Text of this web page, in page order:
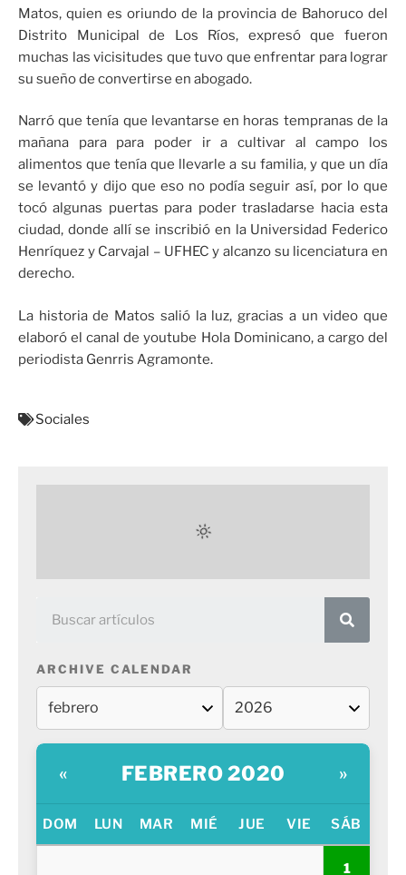
Matos, quien es oriundo de la provincia de Bahoruco del
Distrito Municipal de Los Ríos, expresó que fueron
muchas las vicisitudes que tuvo que enfrentar para lograr
su sueño de convertirse en abogado.
Narró que tenía que levantarse en horas tempranas de la
mañana para para poder ir a cultivar al campo los
alimentos que tenía que llevarle a su familia, y que un día
se levantó y dijo que eso no podía seguir así, por lo que
tocó algunas puertas para poder trasladarse hacia esta
ciudad, donde allí se inscribió en la Universidad Federico
Henríquez y Carvajal – UFHEC y alcanzo su licenciatura en
derecho.
La historia de Matos salió la luz, gracias a un video que
elaboró el canal de youtube Hola Dominicano, a cargo del
periodista Genrris Agramonte.
Sociales
ARCHIVE CALENDAR
« FEBRERO 2020 »
DOM LUN MAR MIÉ JUE VIE SÁB
1